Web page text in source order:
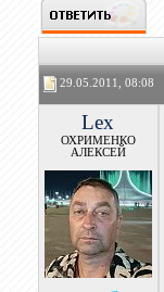
29.05.2011, 08:08
Lex
ОХРИМЕНКО
АЛЕКСЕЙ